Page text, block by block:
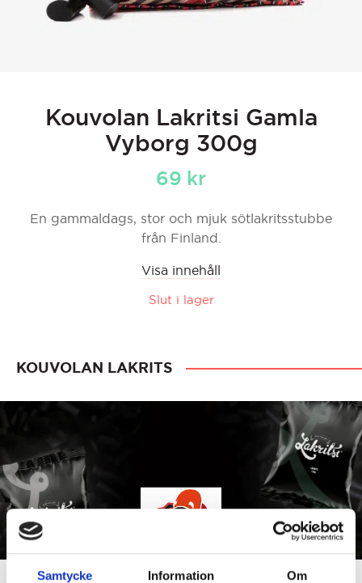
Samtycke Information Om
Kouvolan Lakritsi Gamla
Vyborg 300g
69 kr
En gammaldags, stor och mjuk sötlakritsstubbe
från Finland.
Visa innehåll
Slut i lager
KOUVOLAN LAKRITS